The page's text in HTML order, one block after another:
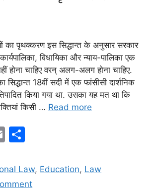
का पृथक्करण इस सिद्धान्त के अनुसार सरकार
विधायिका और न्याय-पालिका एक
होना चाहिए वरन् अलग-अलग होना चाहिए.
18वीं सदी में एक फांसीसी दार्शनिक
किया गया था. उसका यह मत था कि
किसी … Read more
E
ai
l
ar
e
Law, Education, Law